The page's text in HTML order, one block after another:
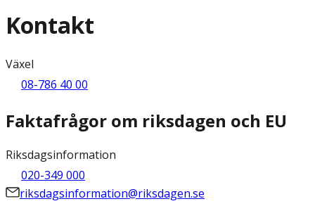
Kontakt
Växel
08-786 40 00
Faktafrågor om riksdagen och EU
Riksdagsinformation
020-349 000
riksdagsinformation@riksdagen.se